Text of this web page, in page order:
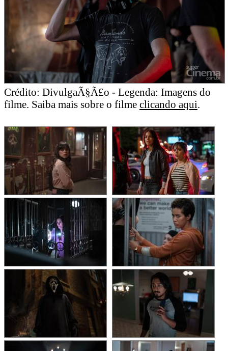
Crédito: DivulgaÃ§Ã£o - Legenda: Imagens do
filme. Saiba mais sobre o filme clicando aqui.